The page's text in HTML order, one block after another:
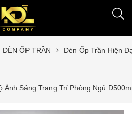
ĐÈN ỐP TRẦN Đèn Ốp Trần Hiện
Sáng Trang Trí Phòng Ngủ